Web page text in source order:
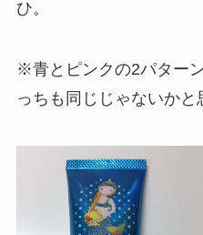
ひ。
※青とピンクの2パター
っちも同じじゃないかと